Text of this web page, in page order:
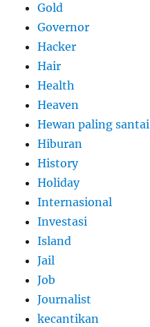
Gold
Governor
Hacker
Hair
Health
Heaven
Hewan paling santai
Hiburan
History
Holiday
Internasional
Investasi
Island
Jail
Job
Journalist
kecantikan